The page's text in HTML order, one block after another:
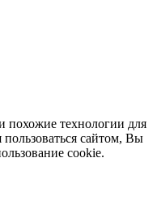
похожие технологии для
пользоваться сайтом, Вы
cookie.